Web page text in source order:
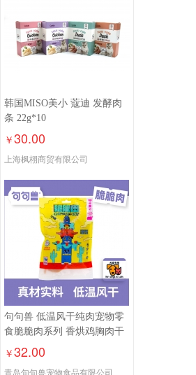
韩国MISO美小 蔻迪 发酵肉
条 22g*10
￥30.00
上海枫栩商贸有限公司
句句兽 低温风干纯肉宠物零
食脆脆肉系列 香烘鸡胸肉干
￥32.00
青岛句句兽宠物食品有限公司